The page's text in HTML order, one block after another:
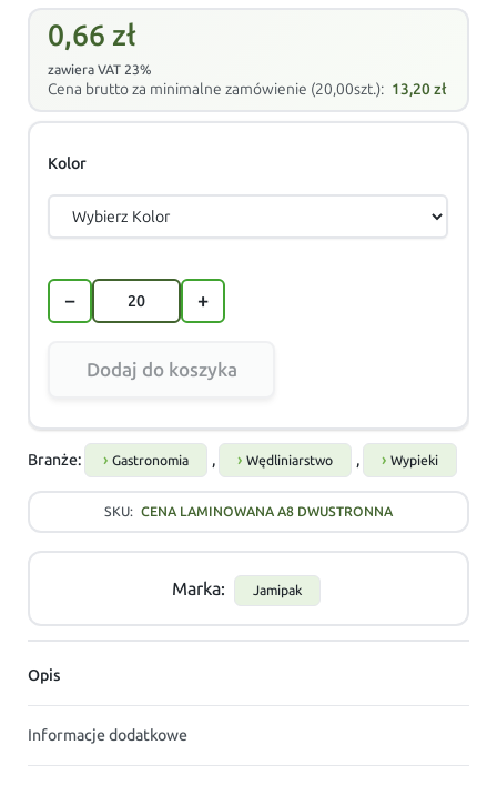
0,66 zł
zawiera VAT 23%
Cena brutto za minimalne zamówienie (20,00szt.): 13,20zł
Kolor
− +
Dodaj do koszyka
Branże: Gastronomia , Wędliniarstwo , Wypieki
SKU: CENA LAMINOWANA A8 DWUSTRONNA
Marka: Jamipak
Opis
Informacje dodatkowe